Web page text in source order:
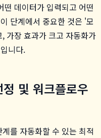
떤 데이터가 입력되고 어떤
단계에서 중요한 것은 '모
가장 효과가 크고 자동화가
니다.
및 워크플로우
를 자동화할 수 있는 최적